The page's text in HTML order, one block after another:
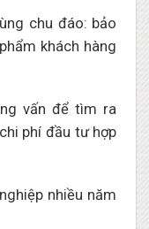
chu đáo: bảo
khách hàng
vấn để tìm ra
phí đầu tư hợp
nhiều năm